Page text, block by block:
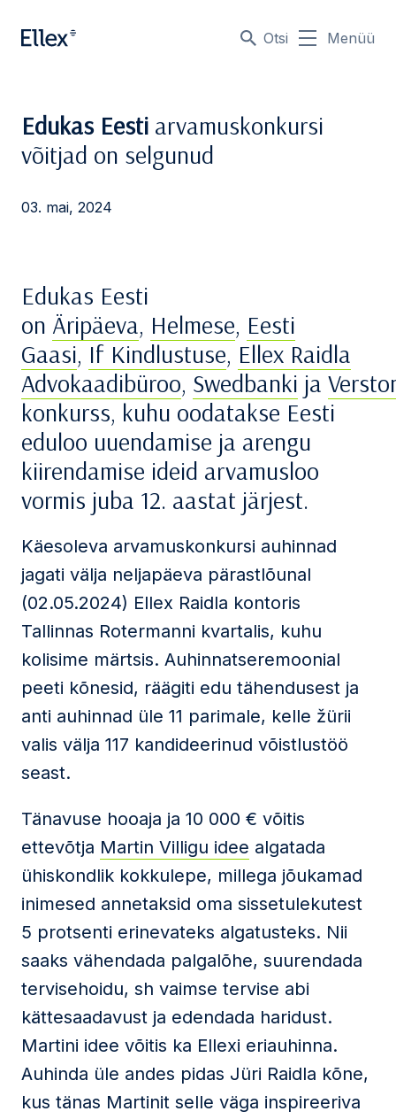
Otsi Menüü
Edukas Eesti arvamuskonkursi
võitjad on selgunud
03. mai, 2024
Edukas Eesti
on Äripäeva, Helmese, Eesti
Gaasi, If Kindlustuse, Ellex Raidla
Advokaadibüroo, Swedbanki ja
konkurss, kuhu oodatakse Eesti
eduloo uuendamise ja arengu
kiirendamise ideid arvamusloo
vormis juba 12. aastat järjest.
Käesoleva arvamuskonkursi auhinnad
jagati välja neljapäeva pärastlõunal
(02.05.2024) Ellex Raidla kontoris
Tallinnas Rotermanni kvartalis, kuhu
kolisime märtsis. Auhinnatseremoonial
peeti kõnesid, räägiti edu tähendusest ja
anti auhinnad üle 11 parimale, kelle žürii
valis välja 117 kandideerinud võistlustöö
seast.
Tänavuse hooaja ja 10 000 € võitis
ettevõtja Martin Villigu idee algatada
ühiskondlik kokkulepe, millega jõukamad
inimesed annetaksid oma sissetulekutest
5 protsenti erinevateks algatusteks. Nii
saaks vähendada palgalõhe, suurendada
tervisehoidu, sh vaimse tervise abi
kättesaadavust ja edendada haridust.
Martini idee võitis ka Ellexi eriauhinna.
Auhinda üle andes pidas Jüri Raidla kõne,
kus tänas Martinit selle väga inspireeriva